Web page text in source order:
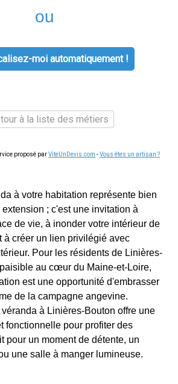
ou
moi automatiquement !
à la liste des métiers
proposé parViteUnDevis.com -Vous êtes un artisan ?
à votre habitation représente bien
; c'est une invitation à
de vie, à inonder votre intérieur de
à créer un lien privilégié avec
Pour les résidents de Linières-
au cœur du Maine-et-Loire,
est une opportunité d'embrasser
de la campagne angevine.
à Linières-Bouton offre une
fonctionnelle pour profiter des
pour un moment de détente, un
une salle à manger lumineuse.